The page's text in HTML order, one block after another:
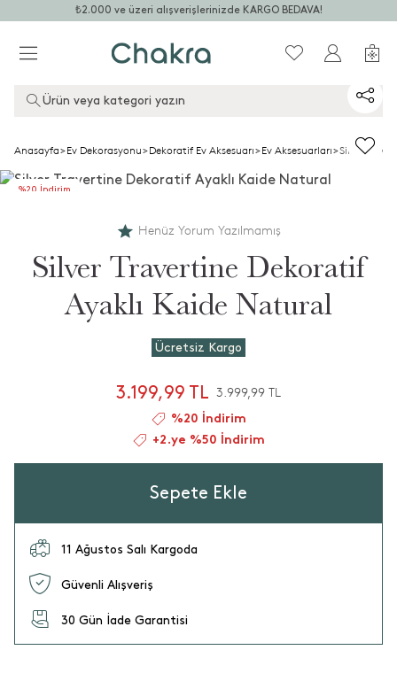
₺2.000 ve üzeri alışverişlerinizde KARGO BEDAVA!
Ürün veya kategori yazın
Anasayfa>Ev Dekorasyonu>Dekoratif Ev Aksesuarı>Ev Aksesuarları>Silver
%20 İndirim
Henüz Yorum Yazılmamış
Silver Travertine Dekoratif
Ayaklı Kaide Natural
Ücretsiz Kargo
3.199,99 TL 3.999,99 TL
%20 İndirim
+2.ye %50 İndirim
Sepete Ekle
11 Ağustos Salı Kargoda
Güvenli Alışveriş
30 Gün İade Garantisi